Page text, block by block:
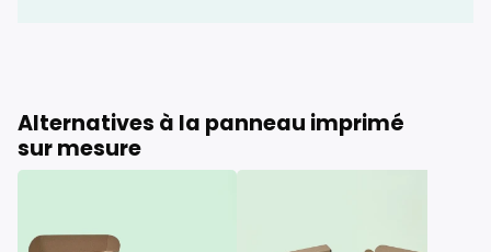
Alternatives à la panneau imprimé
sur mesure